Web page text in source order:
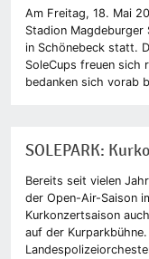
Am Freitag, 18. Mai
Stadion
in Schönebeck statt.
SoleCups freuen sich
bedanken sich vorab
SOLEPARK:
Bereits seit vielen
der Open-Air-Saison
Kurkonzertsaison
auf der